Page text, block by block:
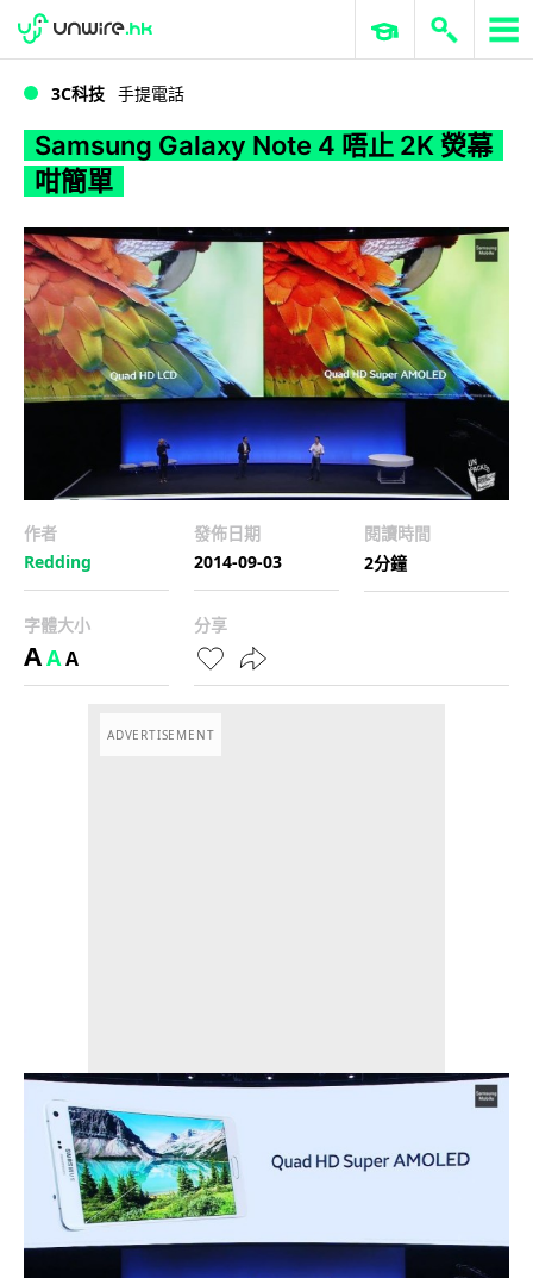
WWDC 2026 ERP 與商業 AI
3C科技 手提電話
Samsung Galaxy Note 4 唔止 2K 熒幕
咁簡單
作者
Redding
發佈日期
2014-09-03
閱讀時間
2分鐘
字體大小
AAA
分享
ADVERTISEMENT